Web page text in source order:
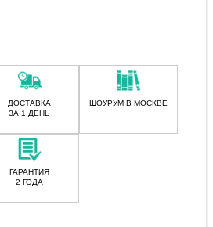
ДОСТАВКА
ЗА 1 ДЕНЬ
ШОУРУМ В МОСКВЕ
ГАРАНТИЯ
2 ГОДА